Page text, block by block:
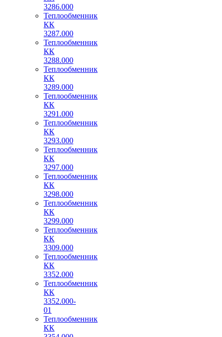
3286.000
Теплообменник
КК
3287.000
Теплообменник
КК
3288.000
Теплообменник
КК
3289.000
Теплообменник
КК
3291.000
Теплообменник
КК
3293.000
Теплообменник
КК
3297.000
Теплообменник
КК
3298.000
Теплообменник
КК
3299.000
Теплообменник
КК
3309.000
Теплообменник
КК
3352.000
Теплообменник
КК
3352.000-
01
Теплообменник
КК